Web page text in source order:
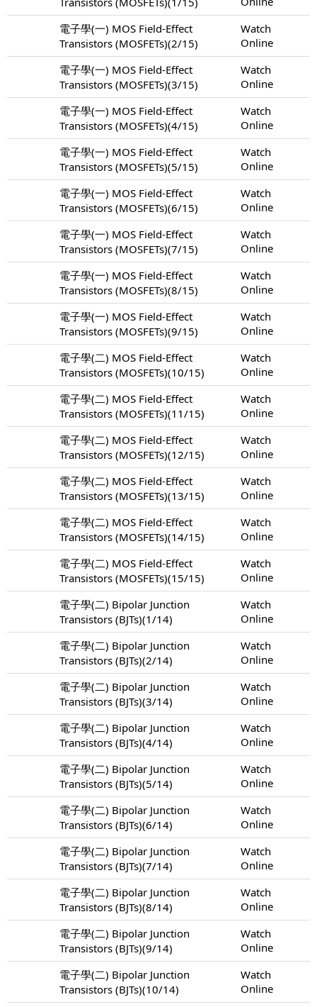
電子學(一) MOS Field-Effect
Transistors (MOSFETs)(2/15)
Watch
Online
電子學(一) MOS Field-Effect
Transistors (MOSFETs)(3/15)
Watch
Online
電子學(一) MOS Field-Effect
Transistors (MOSFETs)(4/15)
Watch
Online
電子學(一) MOS Field-Effect
Transistors (MOSFETs)(5/15)
Watch
Online
電子學(一) MOS Field-Effect
Transistors (MOSFETs)(6/15)
Watch
Online
電子學(一) MOS Field-Effect
Transistors (MOSFETs)(7/15)
Watch
Online
電子學(一) MOS Field-Effect
Transistors (MOSFETs)(8/15)
Watch
Online
電子學(一) MOS Field-Effect
Transistors (MOSFETs)(9/15)
Watch
Online
電子學(二) MOS Field-Effect
Transistors (MOSFETs)(10/15)
Watch
Online
電子學(二) MOS Field-Effect
Transistors (MOSFETs)(11/15)
Watch
Online
電子學(二) MOS Field-Effect
Transistors (MOSFETs)(12/15)
Watch
Online
電子學(二) MOS Field-Effect
Transistors (MOSFETs)(13/15)
Watch
Online
電子學(二) MOS Field-Effect
Transistors (MOSFETs)(14/15)
Watch
Online
電子學(二) MOS Field-Effect
Transistors (MOSFETs)(15/15)
Watch
Online
電子學(二) Bipolar Junction
Transistors (BJTs)(1/14)
Watch
Online
電子學(二) Bipolar Junction
Transistors (BJTs)(2/14)
Watch
Online
電子學(二) Bipolar Junction
Transistors (BJTs)(3/14)
Watch
Online
電子學(二) Bipolar Junction
Transistors (BJTs)(4/14)
Watch
Online
電子學(二) Bipolar Junction
Transistors (BJTs)(5/14)
Watch
Online
電子學(二) Bipolar Junction
Transistors (BJTs)(6/14)
Watch
Online
電子學(二) Bipolar Junction
Transistors (BJTs)(7/14)
Watch
Online
電子學(二) Bipolar Junction
Transistors (BJTs)(8/14)
Watch
Online
電子學(二) Bipolar Junction
Transistors (BJTs)(9/14)
Watch
Online
電子學(二) Bipolar Junction
Transistors (BJTs)(10/14)
Watch
Online